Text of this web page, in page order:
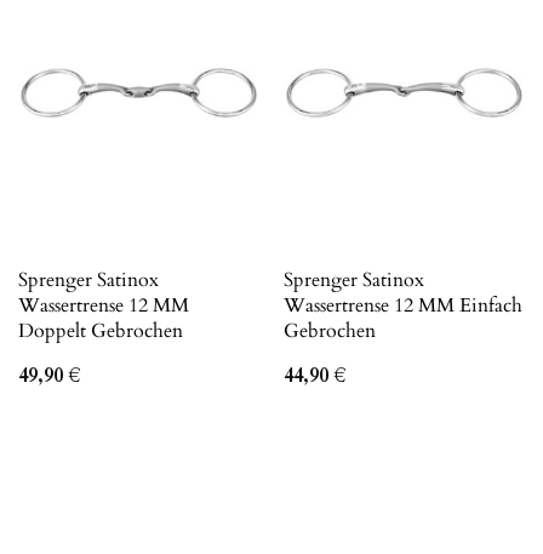
Sprenger Satinox
Wassertrense 12 MM
Doppelt Gebrochen
49,90€
Sprenger Satinox
Wassertrense 12 MM Einfach
Gebrochen
44,90€